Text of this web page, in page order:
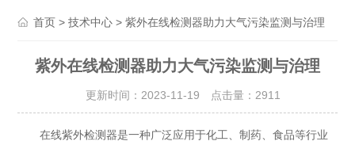
首页 >技术中心 > 紫外在线检测器助力大气污染监测与治理
紫外在线检测器助力大气污染监测与治理
更新时间：2023-11-19 点击量： 2911
在线紫外检测器是一种广泛应用于化工、制药、食品等行业